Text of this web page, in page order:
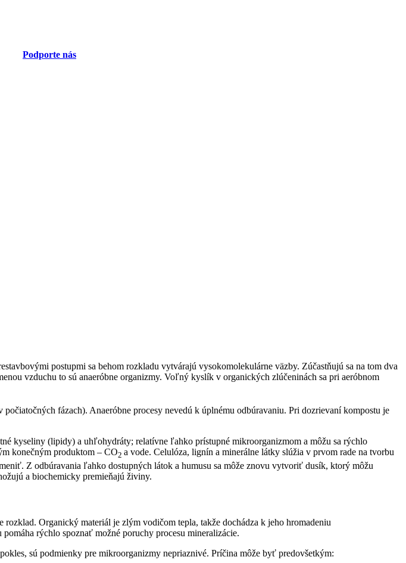
Podporte nás
postupmi sa behom rozkladu vytvárajú vysokomoleku­lárne väzby. Zúčastňujú sa na tom dva
vzduchu to sú ana­eróbne organizmy. Voľný kyslík v organických zlúčeninách sa pri aeróbnom
fázach). Anaeróbne procesy nevedú k úplnému odbúravaniu. Pri dozrievaní kompostu je
kyseliny (lipidy) a uhľohydráty; relatívne ľahko prístupné mikroorganizmom a môžu sa rýchlo
konečným produktom – CO2 a vode. Celulóza, lignín a minerálne látky slúžia v prvom rade na tvorbu
Z odbú­ravania ľahko dostupných látok a humusu sa môže znovu vytvoriť dusík, ktorý môžu
a biochemicky premieňajú živiny.
Organický materiál je zlým vodičom tepla, takže dochádza k jeho hromadeniu
rýchlo spoznať možné poruchy procesu mineralizácie.
sú podmienky pre mikroorganizmy nepriaznivé. Príčina môže byť predovšetkým: